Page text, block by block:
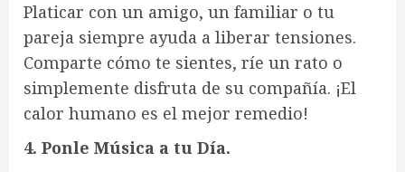
Platicar con un amigo, un familiar o tu
pareja siempre ayuda a liberar tensiones.
Comparte cómo te sientes, ríe un rato o
simplemente disfruta de su compañía. ¡El
calor humano es el mejor remedio!
4. Ponle Música a tu Día.